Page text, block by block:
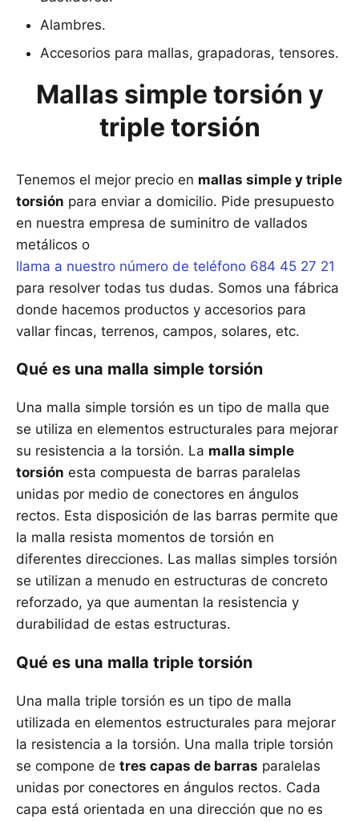
Alambres.
Accesorios para mallas, grapadoras, tensores.
Mallas simple torsión y
triple torsión
Tenemos el mejor precio en mallas simple y triple
torsión para enviar a domicilio. Pide presupuesto
en nuestra empresa de suminitro de vallados
metálicos o
llama a nuestro número de teléfono 684 45 27 21
para resolver todas tus dudas. Somos una fábrica
donde hacemos productos y accesorios para
vallar fincas, terrenos, campos, solares, etc.
Qué es una malla simple torsión
Una malla simple torsión es un tipo de malla que
se utiliza en elementos estructurales para mejorar
su resistencia a la torsión. La malla simple
torsión esta compuesta de barras paralelas
unidas por medio de conectores en ángulos
rectos. Esta disposición de las barras permite que
la malla resista momentos de torsión en
diferentes direcciones. Las mallas simples torsión
se utilizan a menudo en estructuras de concreto
reforzado, ya que aumentan la resistencia y
durabilidad de estas estructuras.
Qué es una malla triple torsión
Una malla triple torsión es un tipo de malla
utilizada en elementos estructurales para mejorar
la resistencia a la torsión. Una malla triple torsión
se compone de tres capas de barras paralelas
unidas por conectores en ángulos rectos. Cada
capa está orientada en una dirección que no es